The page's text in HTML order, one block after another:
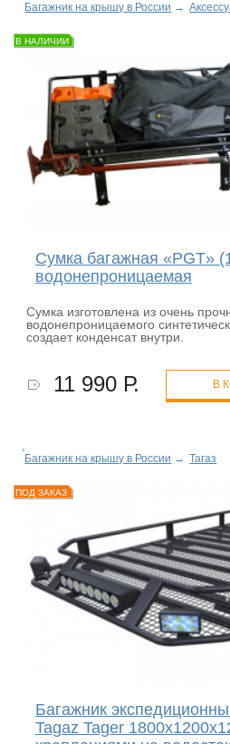
Багажник на крышу в России →
В НАЛИЧИИ
Сумка багажная «PGT»
водонепроницаемая
Сумка изготовлена из очень
водонепроницаемого
создает конденсат внутри.
11 990 Р. В
Багажник на крышу в России → Тагаз
ПОД ЗАКАЗ
Багажник
Tagaz Tager